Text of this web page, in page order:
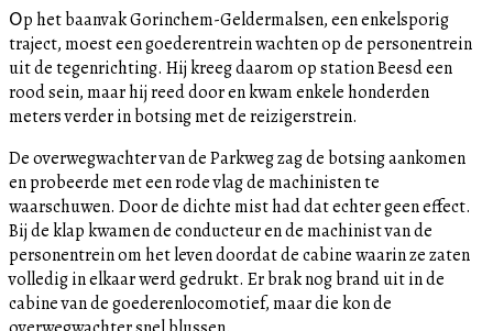
Op het baanvak Gorinchem-Geldermalsen, een enkelsporig
traject, moest een goederentrein wachten op de personentrein
uit de tegenrichting. Hij kreeg daarom op station Beesd een
rood sein, maar hij reed door en kwam enkele honderden
meters verder in botsing met de reizigerstrein.
De overwegwachter van de Parkweg zag de botsing aankomen
en probeerde met een rode vlag de machinisten te
waarschuwen. Door de dichte mist had dat echter geen effect.
Bij de klap kwamen de conducteur en de machinist van de
personentrein om het leven doordat de cabine waarin ze zaten
volledig in elkaar werd gedrukt. Er brak nog brand uit in de
cabine van de goederenlocomotief, maar die kon de